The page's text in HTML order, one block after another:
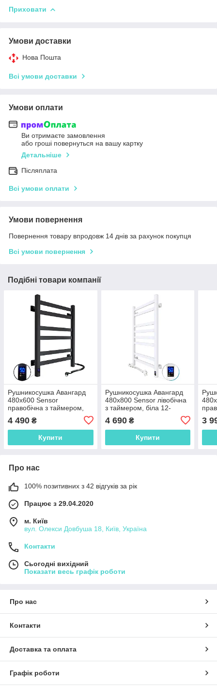
Приховати
Умови доставки
Нова Пошта
Всі умови доставки
Умови оплати
Ви отримаєте замовлення
або гроші повернуться на вашу картку
Детальніше
Післяплата
Всі умови оплати
Умови повернення
Повернення товару впродовж 14 днів за рахунок покупця
Всі умови повернення
Подібні товари компанії
Рушникосушка Авангард
480х600 Sensor
правобічна з таймером,
чорний муар 12-228053-
4860
4 490 ₴
Купити
Рушникосушка Авангард
480х800 Sensor лівобічна
з таймером, біла 12-
4 690₴
Купити
3
Про нас
100% позитивних з 42 відгуків за рік
Працює з 29.04.2020
м. Київ
вул. Олекси Довбуша 18, Київ, Україна
Контакти
Сьогодні вихідний
Показати весь графік роботи
Про нас
Контакти
Доставка та оплата
Графік роботи